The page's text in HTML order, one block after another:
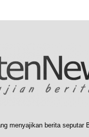
menyajikan berita